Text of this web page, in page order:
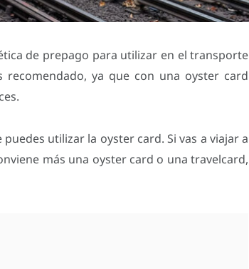
de prepago para utilizar en el transporte
ya que con una oyster card
utilizar la oyster card. Si vas a viajar a
más una oyster card o una travelcard,